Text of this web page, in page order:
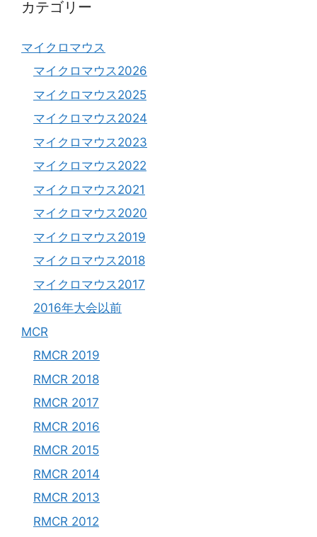
カテゴリー
マイクロマウス
マイクロマウス2026
マイクロマウス2025
マイクロマウス2024
マイクロマウス2023
マイクロマウス2022
マイクロマウス2021
マイクロマウス2020
マイクロマウス2019
マイクロマウス2018
マイクロマウス2017
2016年大会以前
MCR
RMCR 2019
RMCR 2018
RMCR 2017
RMCR 2016
RMCR 2015
RMCR 2014
RMCR 2013
RMCR 2012